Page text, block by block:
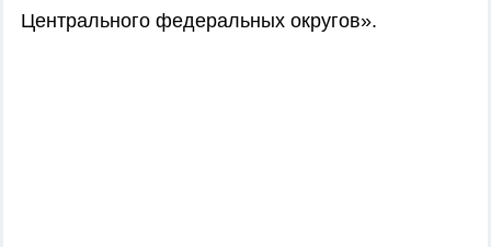
Центрального федеральных округов».